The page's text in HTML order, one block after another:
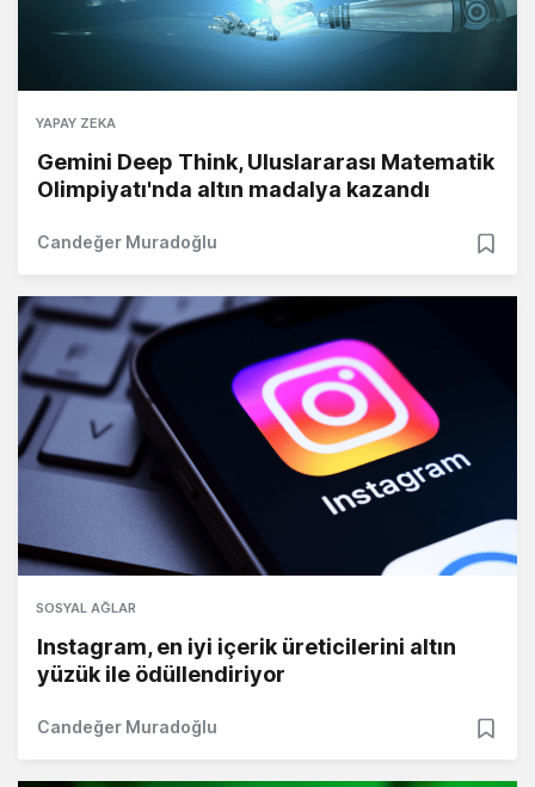
YAPAY ZEKA
Gemini Deep Think, Uluslararası Matematik
Olimpiyatı'nda altın madalya kazandı
Candeğer Muradoğlu
SOSYAL AĞLAR
Instagram, en iyi içerik üreticilerini altın
yüzük ile ödüllendiriyor
Candeğer Muradoğlu